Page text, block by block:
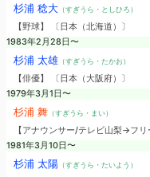
杉浦 稔大（すぎうら・としひろ）
【野球】 〔日本（北海道）〕
1983年2月28日〜
杉浦 太雄（すぎうら・たかお）
【俳優】 〔日本（大阪府）〕
1979年3月1日〜
杉浦 舞（すぎうら・まい）
【アナウンサー/テレビ山梨→フリ
1981年3月10日〜
杉浦 太陽（すぎうら・たいよう）